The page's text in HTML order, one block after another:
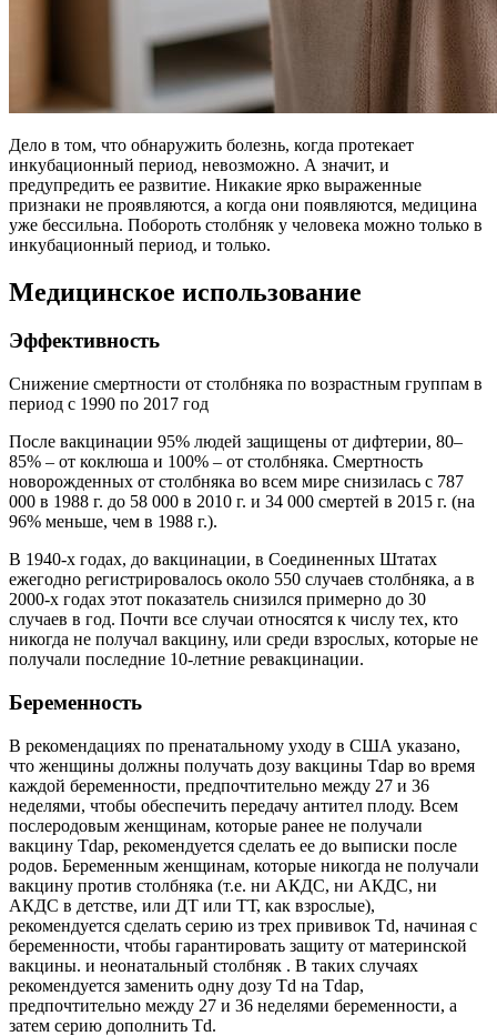
Дело в том, что обнаружить болезнь, когда протекает
инкубационный период, невозможно. А значит, и
предупредить ее развитие. Никакие ярко выраженные
признаки не проявляются, а когда они появляются, медицина
уже бессильна. Побороть столбняк у человека можно только в
инкубационный период, и только.
Медицинское использование
Эффективность
Снижение смертности от столбняка по возрастным группам в
период с 1990 по 2017 год
После вакцинации 95% людей защищены от дифтерии, 80–
85% – от коклюша и 100% – от столбняка. Смертность
новорожденных от столбняка во всем мире снизилась с 787
000 в 1988 г. до 58 000 в 2010 г. и 34 000 смертей в 2015 г. (на
96% меньше, чем в 1988 г.).
В 1940-х годах, до вакцинации, в Соединенных Штатах
ежегодно регистрировалось около 550 случаев столбняка, а в
2000-х годах этот показатель снизился примерно до 30
случаев в год. Почти все случаи относятся к числу тех, кто
никогда не получал вакцину, или среди взрослых, которые не
получали последние 10-летние ревакцинации.
Беременность
В рекомендациях по пренатальному уходу в США указано,
что женщины должны получать дозу вакцины Tdap во время
каждой беременности, предпочтительно между 27 и 36
неделями, чтобы обеспечить передачу антител плоду. Всем
послеродовым женщинам, которые ранее не получали
вакцину Tdap, рекомендуется сделать ее до выписки после
родов. Беременным женщинам, которые никогда не получали
вакцину против столбняка (т.е. ни АКДС, ни АКДС, ни
АКДС в детстве, или ДТ или ТТ, как взрослые),
рекомендуется сделать серию из трех прививок Td, начиная с
беременности, чтобы гарантировать защиту от материнской
вакцины. и неонатальный столбняк . В таких случаях
рекомендуется заменить одну дозу Td на Tdap,
предпочтительно между 27 и 36 неделями беременности, а
затем серию дополнить Td.